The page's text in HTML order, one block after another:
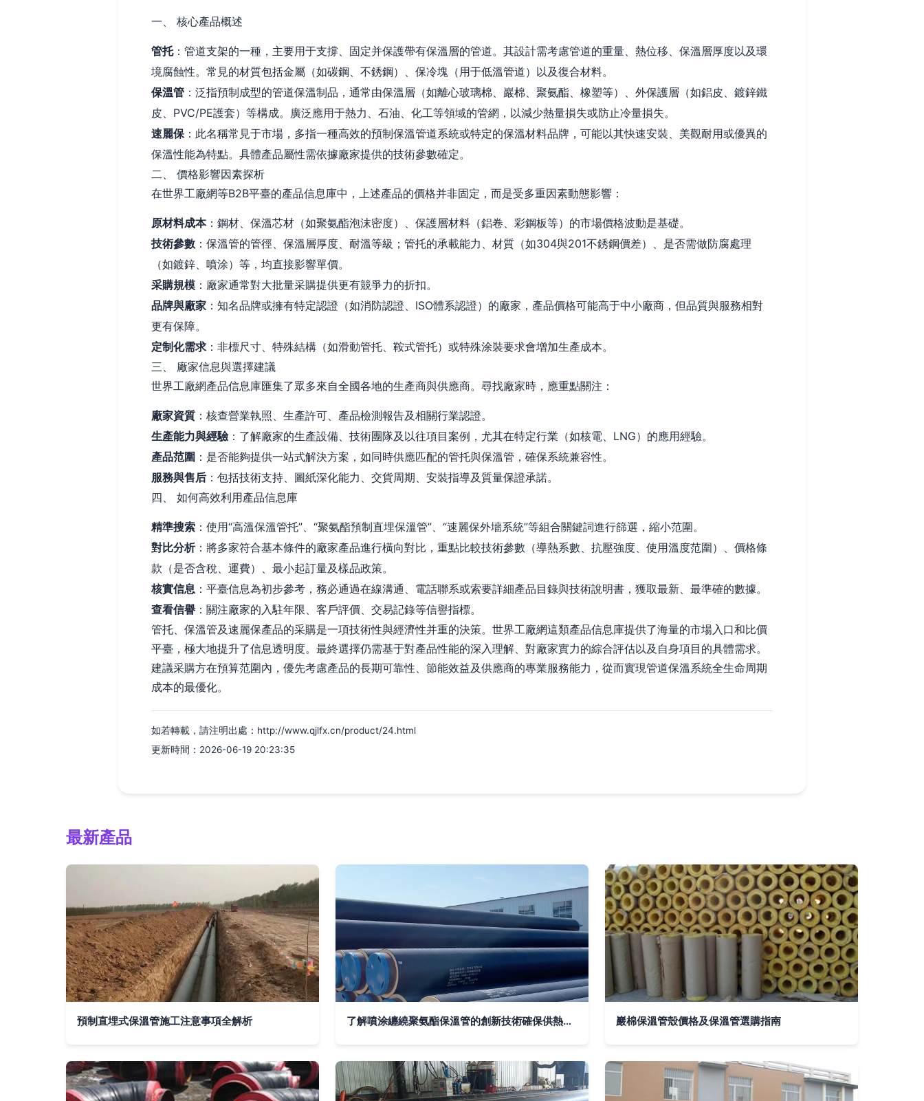
一、 核心產品概述
管托：管道支架的一種，主要用于支撐、固定并保護帶有保溫層的管道。其設計需考慮管道的重量、熱位移、保溫層厚度以及環
境腐蝕性。常見的材質包括金屬（如碳鋼、不銹鋼）、保冷塊（用于低溫管道）以及復合材料。
保溫管 ：泛指預制成型的管道保溫制品，通常由保溫層（如離心玻璃棉、巖棉、聚氨酯、橡塑等）、外保護層（如鋁皮、鍍鋅鐵
皮、PVC/PE護套）等構成。廣泛應用于熱力、石油、化工等領域的管網，以減少熱量損失或防止冷量損失。
速麗保：此名稱常見于市場，多指一種高效的預制保溫管道系統或特定的保溫材料品牌，可能以其快速安裝、美觀耐用或優異的
保溫性能為特點。具體產品屬性需依據廠家提供的技術參數確定。
二、 價格影響因素探析
在世界工廠網等B2B平臺的產品信息庫中，上述產品的價格并非固定，而是受多重因素動態影響：
原材料成本：鋼材、保溫芯材（如聚氨酯泡沫密度）、保護層材料（鋁卷、彩鋼板等）的市場價格波動是基礎。
技術參數 ：保溫管的管徑、保溫層厚度、耐溫等級；管托的承載能力、材質（如304與201不銹鋼價差）、是否需做防腐處理
（如鍍鋅、噴涂）等，均直接影響單價。
采購規模 ：廠家通常對大批量采購提供更有競爭力的折扣。
品牌與廠家 ：知名品牌或擁有特定認證（如消防認證、ISO體系認證）的廠家，產品價格可能高于中小廠商，但品質與服務相對
更有保障。
定制化需求 ：非標尺寸、特殊結構（如滑動管托、鞍式管托）或特殊涂裝要求會增加生產成本。
三、 廠家信息與選擇建議
世界工廠網產品信息庫匯集了眾多來自全國各地的生產商與供應商。尋找廠家時，應重點關注：
廠家資質 ：核查營業執照、生產許可、產品檢測報告及相關行業認證。
生產能力與經驗：了解廠家的生產設備、技術團隊及以往項目案例，尤其在特定行業（如核電、LNG）的應用經驗。
產品范圍 ：是否能夠提供一站式解決方案，如同時供應匹配的管托與保溫管，確保系統兼容性。
服務與售后 ：包括技術支持、圖紙深化能力、交貨周期、安裝指導及質量保證承諾。
四、 如何高效利用產品信息庫
精準搜索 ：使用“高溫保溫管托”、“聚氨酯預制直埋保溫管”、“速麗保外墻系統”等組合關鍵詞進行篩選，縮小范圍。
對比分析：將多家符合基本條件的廠家產品進行橫向對比，重點比較技術參數（導熱系數、抗壓強度、使用溫度范圍）、價格條
款（是否含稅、運費）、最小起訂量及樣品政策。
核實信息 ：平臺信息為初步參考，務必通過在線溝通、電話聯系或索要詳細產品目錄與技術說明書，獲取最新、最準確的數據。
查看信譽：關注廠家的入駐年限、客戶評價、交易記錄等信譽指標。
管托、保溫管及速麗保產品的采購是一項技術性與經濟性并重的決策。世界工廠網這類產品信息庫提供了海量的市場入口和比價
平臺，極大地提升了信息透明度。最終選擇仍需基于對產品性能的深入理解、對廠家實力的綜合評估以及自身項目的具體需求。
建議采購方在預算范圍內，優先考慮產品的長期可靠性、節能效益及供應商的專業服務能力，從而實現管道保溫系統全生命周期
成本的最優化。
如若轉載，請注明出處：http://www.qjlfx.cn/product/24.html
更新時間：2026-06-19 20:23:35
最新產品
預制直埋式保溫管施工注意事項全解析 了解噴涂纏繞聚氨酯保溫管的創新技術確保供熱管網的安全和高效 巖棉保溫管殼價格及保溫管選購指南